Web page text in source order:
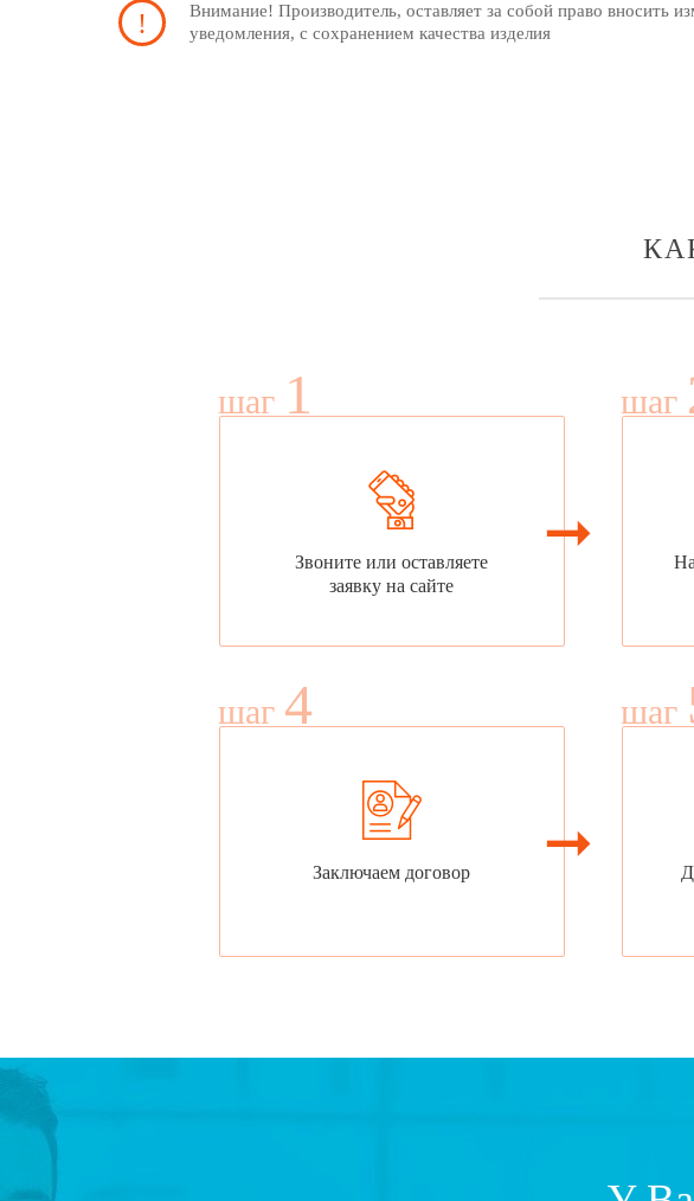
Внимание! Производитель, оставляет за собой право вносить
уведомления, с сохранением качества изделия
шаг 1
Звоните или оставляете
заявку на сайте
шаг
шаг 4
Заключаем договор
шаг